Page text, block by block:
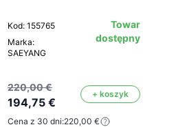
Kod: 155765
Marka:
SAEYANG
Towar
dostępny
220,00 €
194,75 €
+ koszyk
Cena z 30 dni:220,00 €